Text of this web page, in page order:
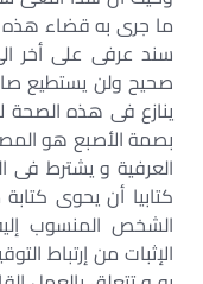
ما جرى به قضاء
سند عرفى على أخر
صحيح ولن يستطيع
ينازع فى هذه الصحة
بصمة الأصبع هو
العرفية و يشترط فى
كتابيا أن يحوى
الشخص المنسوب
الإثبات من إرتباط